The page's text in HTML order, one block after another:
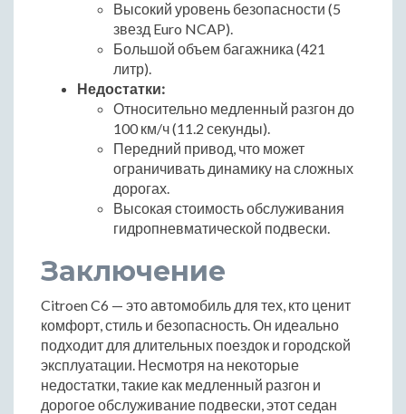
Высокий уровень безопасности (5
звезд Euro NCAP).
Большой объем багажника (421
литр).
Недостатки:
Относительно медленный разгон до
100 км/ч (11.2 секунды).
Передний привод, что может
ограничивать динамику на сложных
дорогах.
Высокая стоимость обслуживания
гидропневматической подвески.
Заключение
Citroen C6 — это автомобиль для тех, кто ценит
комфорт, стиль и безопасность. Он идеально
подходит для длительных поездок и городской
эксплуатации. Несмотря на некоторые
недостатки, такие как медленный разгон и
дорогое обслуживание подвески, этот седан